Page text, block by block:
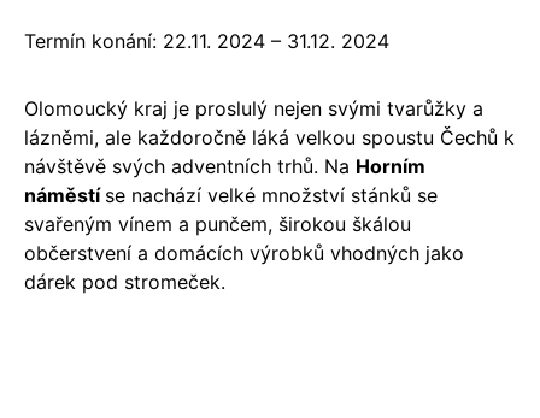
Termín konání: 22.11. 2024 – 31.12. 2024
Olomoucký kraj je proslulý nejen svými tvarůžky a
lázněmi, ale každoročně láká velkou spoustu Čechů k
návštěvě svých adventních trhů. Na Horním
náměstí se nachází velké množství stánků se
svařeným vínem a punčem, širokou škálou
občerstvení a domácích výrobků vhodných jako
dárek pod stromeček.